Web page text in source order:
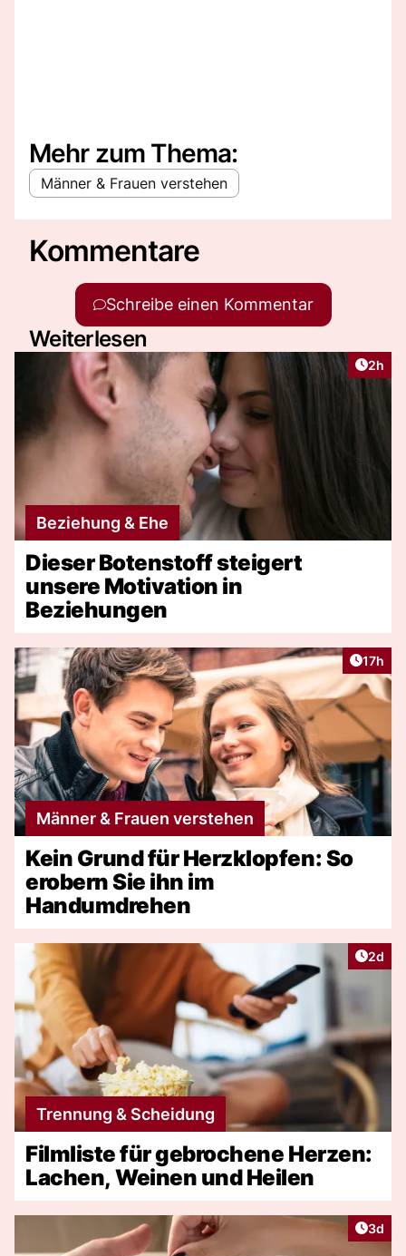
Mehr zum Thema:
Männer & Frauen verstehen
Kommentare
Schreibe einen Kommentar
Weiterlesen
2h
Beziehung & Ehe
Dieser Botenstoff steigert
unsere Motivation in
Beziehungen
Artikel
17h
Männer & Frauen verstehen
Kein Grund für Herzklopfen: So
erobern Sie ihn im
Handumdrehen
2d
Trennung & Scheidung
Filmliste für gebrochene Herzen:
Lachen, Weinen und Heilen
3d